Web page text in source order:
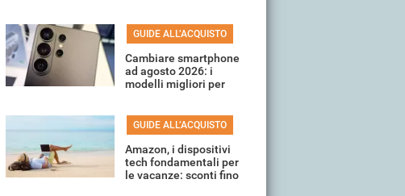
GUIDE ALL’ACQUISTO
Cambiare smartphone
ad agosto 2026: i
modelli migliori per
GUIDE ALL’ACQUISTO
Amazon, i dispositivi
tech fondamentali per
le vacanze: sconti fino